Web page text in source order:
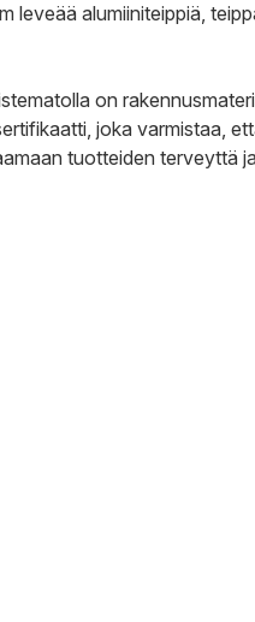
leveää alumiiniteippiä,
on
joka varmistaa,
tuotteiden terveyttä